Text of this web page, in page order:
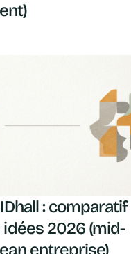
: comparatif
2026 (mid-
entreprise)